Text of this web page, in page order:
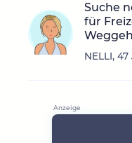
Suche
für
NELLI,